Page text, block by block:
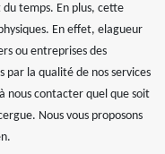
temps. En plus, cette
En effet, elagueur
ou entreprises des
par la qualité de nos services
nous contacter quel que soit
Nous vous proposons